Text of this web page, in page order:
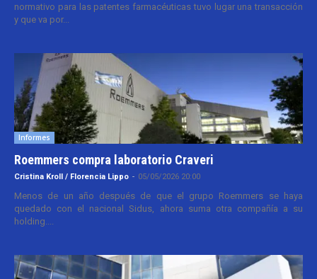
normativo para las patentes farmacéuticas tuvo lugar una transacción
y que va por...
Informes
Roemmers compra laboratorio Craveri
Cristina Kroll / Florencia Lippo - 05/05/2026 20:00
Menos de un año después de que el grupo Roemmers se haya
quedado con el nacional Sidus, ahora suma otra compañía a su
holding....